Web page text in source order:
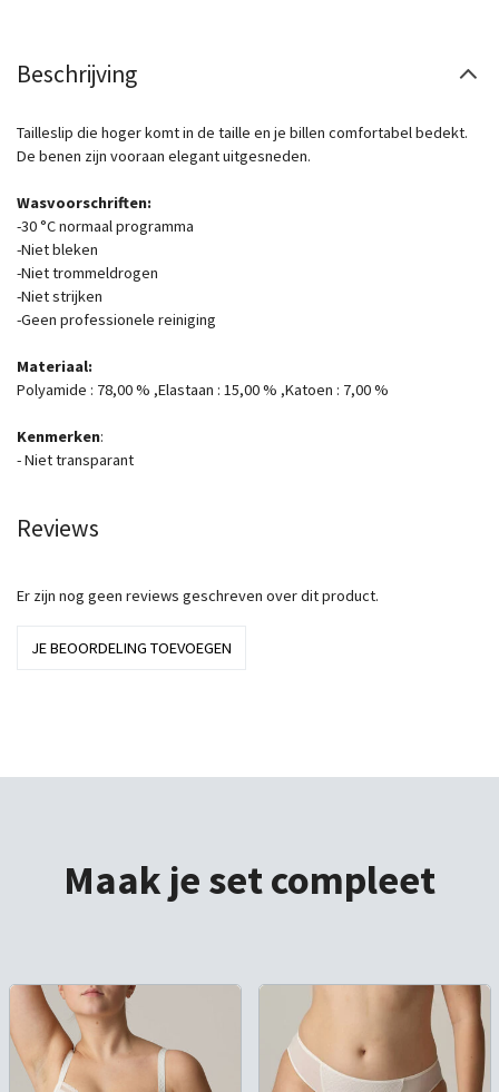
Beschrijving
Tailleslip die hoger komt in de taille en je billen comfortabel bedekt.
De benen zijn vooraan elegant uitgesneden.
Wasvoorschriften:
-30 °C normaal programma
-Niet bleken
-Niet trommeldrogen
-Niet strijken
-Geen professionele reiniging
Materiaal:
Polyamide : 78,00 % ,Elastaan : 15,00 % ,Katoen : 7,00 %
Kenmerken:
- Niet transparant
Reviews
Er zijn nog geen reviews geschreven over dit product.
JE BEOORDELING TOEVOEGEN
Maak je set compleet